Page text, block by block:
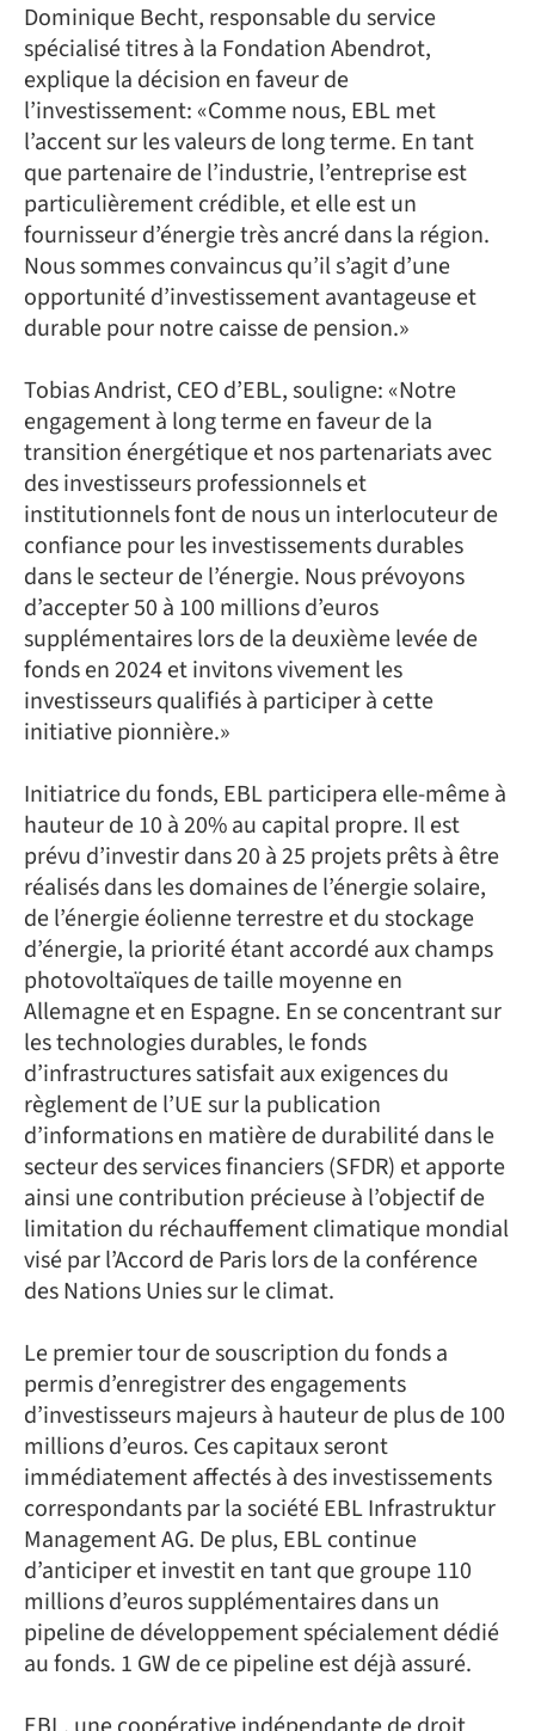
Dominique Becht, responsable du service
spécialisé titres à la Fondation Abendrot,
explique la décision en faveur de
l’investissement: «Comme nous, EBL met
l’accent sur les valeurs de long terme. En tant
que partenaire de l’industrie, l’entreprise est
particulièrement crédible, et elle est un
fournisseur d’énergie très ancré dans la région.
Nous sommes convaincus qu’il s’agit d’une
opportunité d’investissement avantageuse et
durable pour notre caisse de pension.»
Tobias Andrist, CEO d’EBL, souligne: «Notre
engagement à long terme en faveur de la
transition énergétique et nos partenariats avec
des investisseurs professionnels et
institutionnels font de nous un interlocuteur de
confiance pour les investissements durables
dans le secteur de l’énergie. Nous prévoyons
d’accepter 50 à 100 millions d’euros
supplémentaires lors de la deuxième levée de
fonds en 2024 et invitons vivement les
investisseurs qualifiés à participer à cette
initiative pionnière.»
Initiatrice du fonds, EBL participera elle-même à
hauteur de 10 à 20% au capital propre. Il est
prévu d’investir dans 20 à 25 projets prêts à être
réalisés dans les domaines de l’énergie solaire,
de l’énergie éolienne terrestre et du stockage
d’énergie, la priorité étant accordé aux champs
photovoltaïques de taille moyenne en
Allemagne et en Espagne. En se concentrant sur
les technologies durables, le fonds
d’infrastructures satisfait aux exigences du
règlement de l’UE sur la publication
d’informations en matière de durabilité dans le
secteur des services financiers (SFDR) et apporte
ainsi une contribution précieuse à l’objectif de
limitation du réchauffement climatique mondial
visé par l’Accord de Paris lors de la conférence
des Nations Unies sur le climat.
Le premier tour de souscription du fonds a
permis d’enregistrer des engagements
d’investisseurs majeurs à hauteur de plus de 100
millions d’euros. Ces capitaux seront
immédiatement affectés à des investissements
correspondants par la société EBL Infrastruktur
Management AG. De plus, EBL continue
d’anticiper et investit en tant que groupe 110
millions d’euros supplémentaires dans un
pipeline de développement spécialement dédié
au fonds. 1 GW de ce pipeline est déjà assuré.